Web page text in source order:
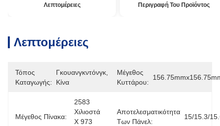
Λεπτομέρειες Περιγραφή Του Προϊόντος
Λεπτομέρειες
Τόπος
Καταγωγής:
Γκουανγκντόνγκ,
Κίνα
Μέγεθος
Κυττάρου:
Μέγεθος Πίνακα:
2583
Χιλιοστά
X 973
Αποτελεσματικότητα
Των Πάνελ:
15/15.3/